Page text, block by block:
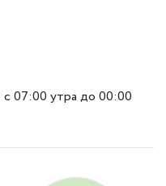
с 07:00 утра до 00:00